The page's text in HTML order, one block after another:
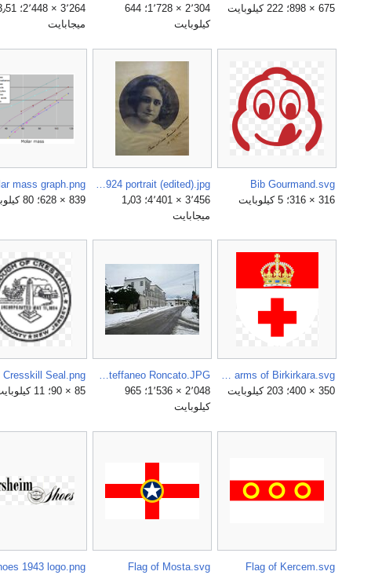
675 × 898؛ 222 كيلوبايت
2٬304 × 1٬728؛ 644
كيلوبايت
3٬264 × 2٬448؛
ميجابايت
Bib Gourmand.svg
316 × 316؛ 5 كيلوبايت
3٬456 × 4٬401؛ 1٫03
ميجابايت
839 × 628؛ 80 كيلوبايت
Coat of arms of Birkirkara.svg
350 × 400؛ 203 كيلوبايت
Crauglio - Villa Steffaneo Roncato.JPG
2٬048 × 1٬536؛ 965
كيلوبايت
Cresskill Seal.png
85 × 90؛ 11 كيلوبايت
Flag of Kercem.svg
Flag of Mosta.svg